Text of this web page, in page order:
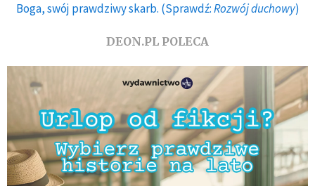
Boga, swój prawdziwy skarb. (Sprawdź:Rozwój duchowy)
DEON.PL POLECA